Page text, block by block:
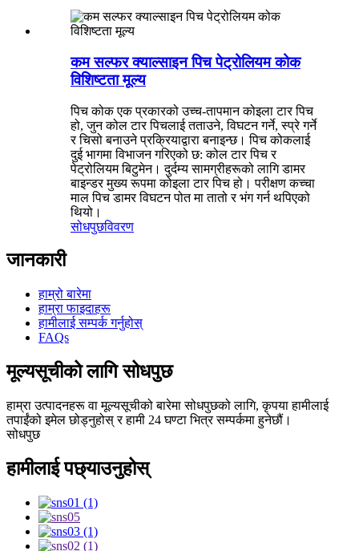
कम सल्फर क्याल्साइन पिच पेट्रोलियम कोक
विशिष्टता मूल्य
पिच कोक एक प्रकारको उच्च-तापमान कोइला टार पिच
हो, जुन कोल टार पिचलाई तताउने, विघटन गर्ने, स्प्रे गर्ने
र चिसो बनाउने प्रक्रियाद्वारा बनाइन्छ। पिच कोकलाई
दुई भागमा विभाजन गरिएको छ: कोल टार पिच र
पेट्रोलियम बिटुमेन। दुर्दम्य सामग्रीहरूको लागि डामर
बाइन्डर मुख्य रूपमा कोइला टार पिच हो। परीक्षण कच्चा
माल पिच डामर विघटन पोत मा तातो र भंग गर्न थपिएको
थियो।
सोधपुछविवरण
जानकारी
हाम्रो बारेमा
हाम्रा फाइदाहरू
हामीलाई सम्पर्क गर्नुहोस्
FAQs
मूल्यसूचीको लागि सोधपुछ
हाम्रा उत्पादनहरू वा मूल्यसूचीको बारेमा सोधपुछको लागि, कृपया हामीलाई
तपाईंको इमेल छोड्नुहोस् र हामी 24 घण्टा भित्र सम्पर्कमा हुनेछौं।
सोधपुछ
हामीलाई पछ्याउनुहोस्